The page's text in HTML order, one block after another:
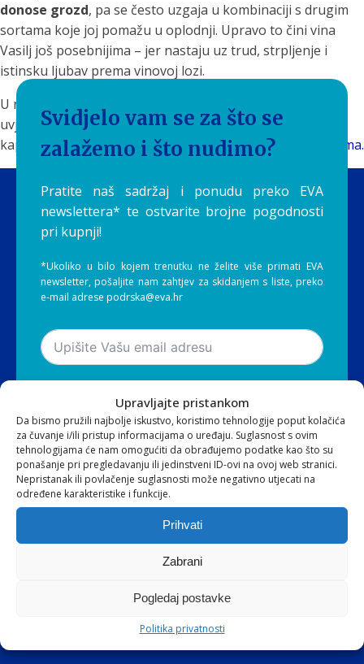
Upravljajte pristankom
Da bismo pružili najbolje iskustvo, koristimo tehnologije poput kolačića
za čuvanje i/ili pristup informacijama o uređaju. Suglasnost s ovim
tehnologijama će nam omogućiti da obrađujemo podatke kao što su
ponašanje pri pregledavanju ili jedinstveni ID-ovi na ovoj web stranici.
Nepristanak ili povlačenje suglasnosti može negativno utjecati na
određene karakteristike i funkcije.
Prihvati
Zabrani
Pogledaj postavke
Politika privatnosti
donose grozd, pa se često uzgaja u kombinaciji s drugim
sortama koje joj pomažu u oplodnji. Upravo to čini vina
Vasilj još posebnijima – jer nastaju uz trud, strpljenje i
istinsku ljubav prema vinovoj lozi.
U novouređenom podrumu, kušajući vina obitelji Vasilj,
uvjerit ćete se da Grgo i Andrija stvaraju pravu carsku
kapljicu.S ponosom ih predstavljamo i na našim stranicama.
Svidjelo vam se za što se
zalažemo i što nudimo?
Pratite naš sadržaj i ponudu preko EVA
newslettera* te ostvarite brojne pogodnosti
pri kupnji!
*Ukoliko u bilo kojem trenutku ne želite više primati EVA
newsletter, pošaljite nam zahtjev za skidanjem s liste, preko
e-mail adrese podrska@eva.hr
Pribilježi se
Slažem se sOpćim uvjetimaiPravilima o
privatnosti
NAVIGACIJA